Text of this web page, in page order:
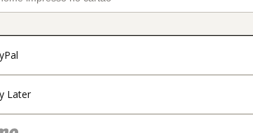
Later